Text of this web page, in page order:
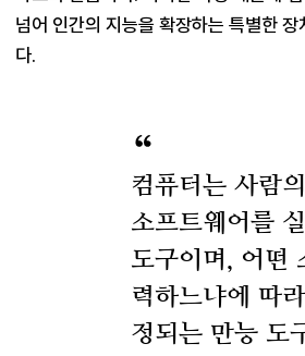
넘어 인간의 지능을 확장하는 특별한 장
다.
컴퓨터는 사람
소프트웨어를
도구이며, 어떤
력하느냐에 따
정되는 만능 도